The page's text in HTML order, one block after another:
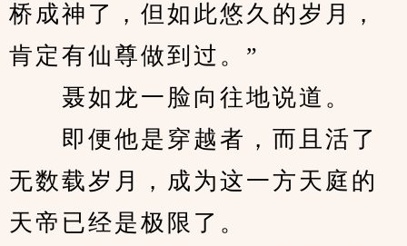
桥成神了，但如此悠久的岁月，
肯定有仙尊做到过。”
聂如龙一脸向往地说道。
即便他是穿越者，而且活了
无数载岁月，成为这一方天庭的
天帝已经是极限了。